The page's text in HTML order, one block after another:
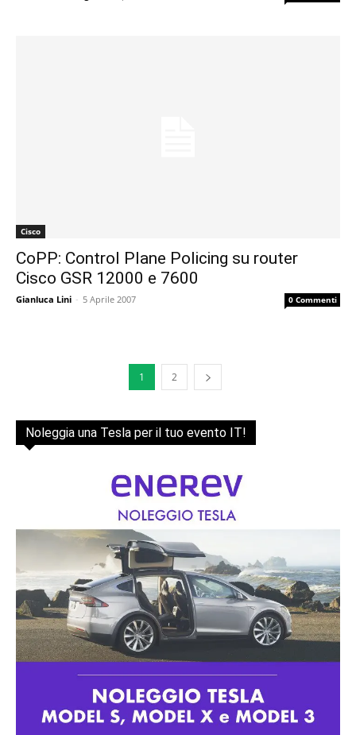
Cisco
CoPP: Control Plane Policing su router
Cisco GSR 12000 e 7600
Gianluca Lini - 5 Aprile 2007 0 Commenti
1 2
Noleggia una Tesla per il tuo evento IT!